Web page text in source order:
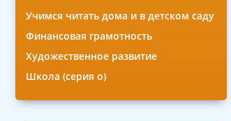
Учимся читать дома и в детском саду
Финансовая грамотность
Художественное развитие
Школа (серия о)